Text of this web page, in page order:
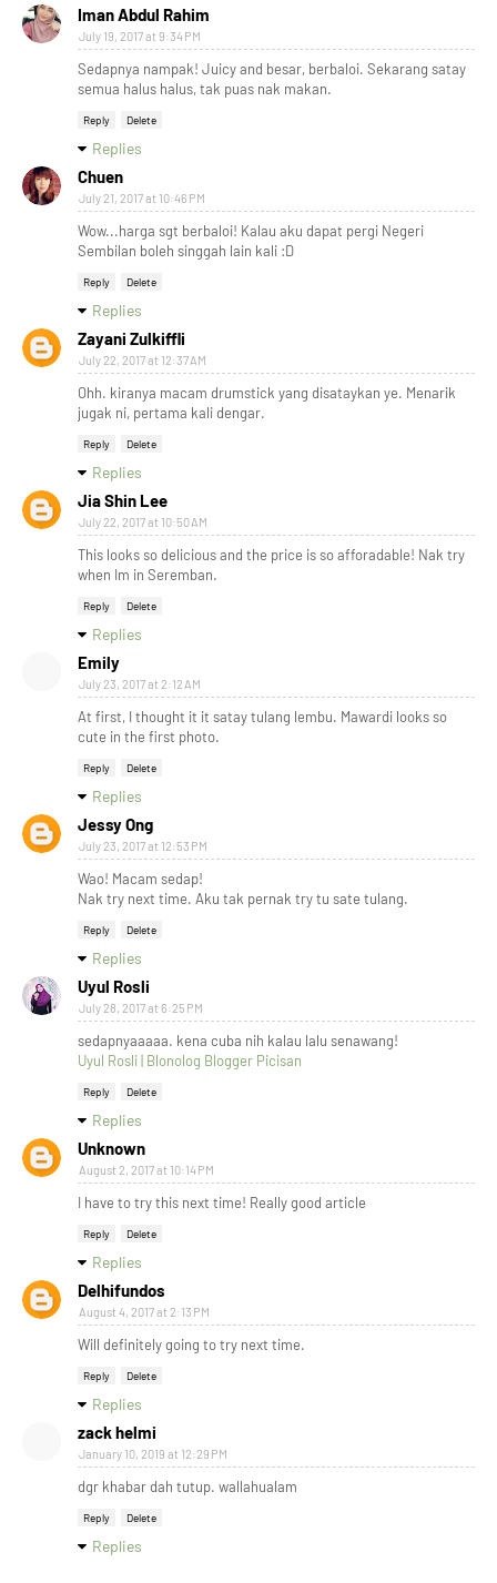
Iman Abdul Rahim
July 19, 2017 at 9:34 PM
Sedapnya nampak! Juicy and besar, berbaloi. Sekarang satay
semua halus halus, tak puas nak makan.
Reply Delete
Replies
Chuen
July 21, 2017 at 10:46 PM
Wow...harga sgt berbaloi! Kalau aku dapat pergi Negeri
Sembilan boleh singgah lain kali :D
Reply Delete
Replies
Zayani Zulkiffli
July 22, 2017 at 12:37 AM
Ohh. kiranya macam drumstick yang disataykan ye. Menarik
jugak ni, pertama kali dengar.
Reply Delete
Replies
Jia Shin Lee
July 22, 2017 at 10:50 AM
This looks so delicious and the price is so afforadable! Nak try
when Im in Seremban.
Reply Delete
Replies
Emily
July 23, 2017 at 2:12 AM
At first, I thought it it satay tulang lembu. Mawardi looks so
cute in the first photo.
Reply Delete
Replies
Jessy Ong
July 23, 2017 at 12:53 PM
Wao! Macam sedap!
Nak try next time. Aku tak pernak try tu sate tulang.
Reply Delete
Replies
Uyul Rosli
July 28, 2017 at 6:25 PM
sedapnyaaaaa. kena cuba nih kalau lalu senawang!
Uyul Rosli | Blonolog Blogger Picisan
Reply Delete
Replies
Unknown
August 2, 2017 at 10:14 PM
I have to try this next time! Really good article
Reply Delete
Replies
Delhifundos
August 4, 2017 at 2:13 PM
Will definitely going to try next time.
Reply Delete
Replies
zack helmi
January 10, 2019 at 12:29 PM
dgr khabar dah tutup. wallahualam
Reply Delete
Replies